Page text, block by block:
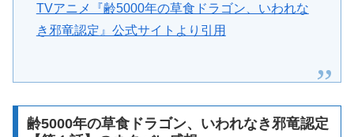
TVアニメ『齢5000年の草食ドラゴン、いわれな
き邪竜認定』公式サイトより引用
齢5000年の草食ドラゴン、いわれなき邪竜認定